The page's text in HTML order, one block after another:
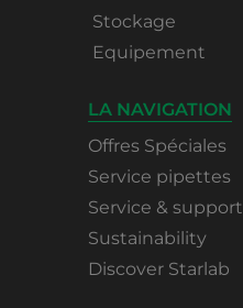
Stockage
Equipement
LA NAVIGATION
Offres Spéciales
Service pipettes
Service & support
Sustainability
Discover Starlab